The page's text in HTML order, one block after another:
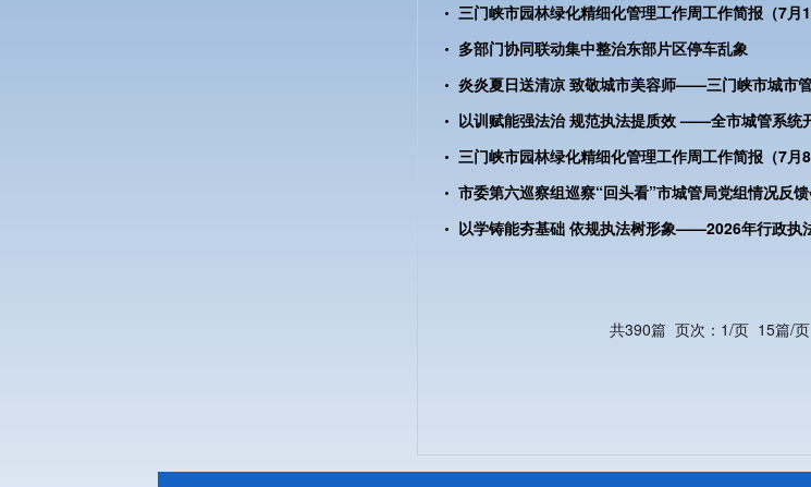
多部门协同联动集中整治东部片区停车乱象
共390篇 页次：1/页 15篇/页